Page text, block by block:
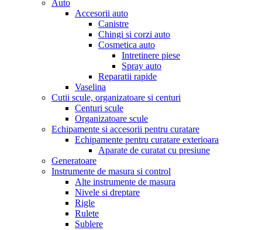
Auto
Accesorii auto
Canistre
Chingi si corzi auto
Cosmetica auto
Intretinere piese
Spray auto
Reparatii rapide
Vaselina
Cutii scule, organizatoare si centuri
Centuri scule
Organizatoare scule
Echipamente si accesorii pentru curatare
Echipamente pentru curatare exterioara
Aparate de curatat cu presiune
Generatoare
Instrumente de masura si control
Alte instrumente de masura
Nivele si dreptare
Rigle
Rulete
Sublere